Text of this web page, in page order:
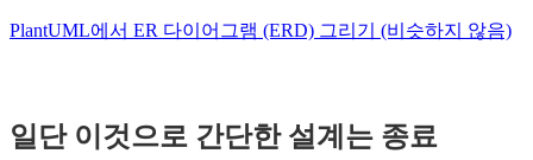
PlantUML에서 ER 다이어그램 (ERD) 그리기 (비슷하지 않음)
일단 이것으로 간단한 설계는 종료